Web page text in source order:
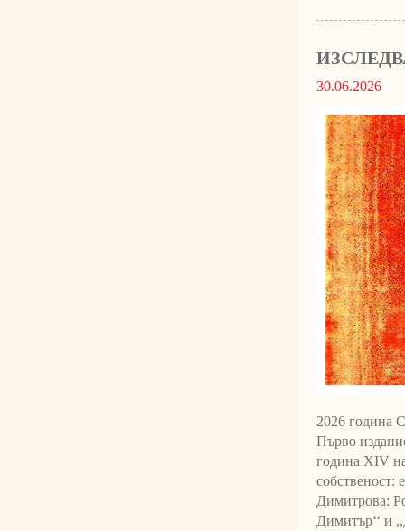
30.06.2026
2026 година
Първо
година XIV
собственост:
Димитрова:
Димитър‘‘ и